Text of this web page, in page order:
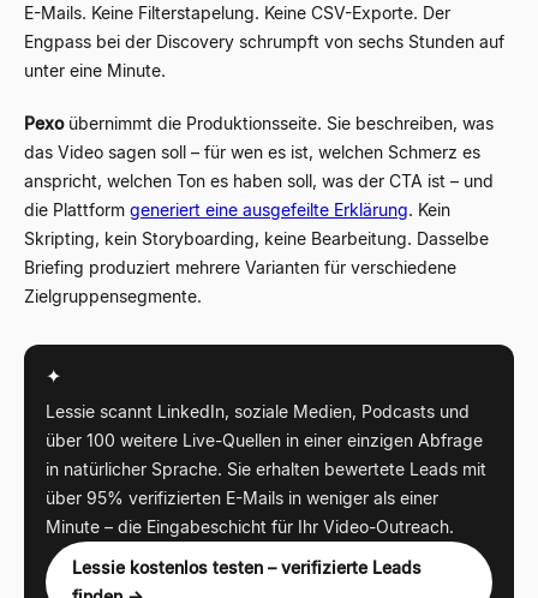
E-Mails. Keine Filterstapelung. Keine CSV-Exporte. Der
Engpass bei der Discovery schrumpft von sechs Stunden auf
unter eine Minute.
Pexo übernimmt die Produktionsseite. Sie beschreiben, was
das Video sagen soll – für wen es ist, welchen Schmerz es
anspricht, welchen Ton es haben soll, was der CTA ist – und
die Plattform generiert eine ausgefeilte Erklärung. Kein
Skripting, kein Storyboarding, keine Bearbeitung. Dasselbe
Briefing produziert mehrere Varianten für verschiedene
Zielgruppensegmente.
✦
Lessie scannt LinkedIn, soziale Medien, Podcasts und
über 100 weitere Live-Quellen in einer einzigen Abfrage
in natürlicher Sprache. Sie erhalten bewertete Leads mit
über 95% verifizierten E-Mails in weniger als einer
Minute – die Eingabeschicht für Ihr Video-Outreach.
Lessie kostenlos testen – verifizierte Leads